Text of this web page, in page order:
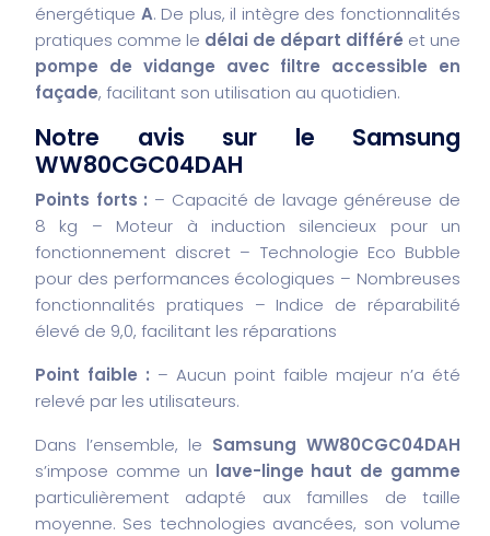
énergétique A. De plus, il intègre des fonctionnalités
pratiques comme le délai de départ différé et une
pompe de vidange avec filtre accessible en
façade, facilitant son utilisation au quotidien.
Notre avis sur le Samsung
WW80CGC04DAH
Points forts : – Capacité de lavage généreuse de
8 kg – Moteur à induction silencieux pour un
fonctionnement discret – Technologie Eco Bubble
pour des performances écologiques – Nombreuses
fonctionnalités pratiques – Indice de réparabilité
élevé de 9,0, facilitant les réparations
Point faible : – Aucun point faible majeur n’a été
relevé par les utilisateurs.
Dans l’ensemble, le Samsung WW80CGC04DAH
s’impose comme un lave-linge haut de gamme
particulièrement adapté aux familles de taille
moyenne. Ses technologies avancées, son volume